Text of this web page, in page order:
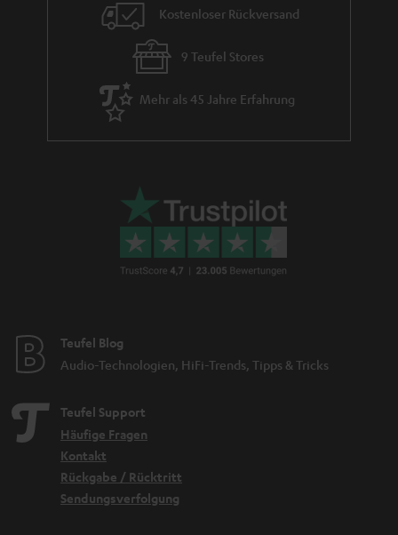
Kostenloser Rückversand
9 Teufel Stores
Mehr als 45 Jahre Erfahrung
Teufel Blog
Audio-Technologien, HiFi-Trends, Tipps & Tricks
Teufel Support
Häufige Fragen
Kontakt
Rückgabe / Rücktritt
Sendungsverfolgung